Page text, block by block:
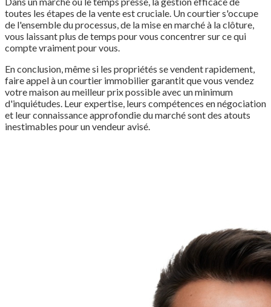
toutes les étapes de la vente est cruciale. Un courtier s'occupe
de l'ensemble du processus, de la mise en marché à la clôture,
vous laissant plus de temps pour vous concentrer sur ce qui
compte vraiment pour vous.
En conclusion, même si les propriétés se vendent rapidement,
faire appel à un courtier immobilier garantit que vous vendez
votre maison au meilleur prix possible avec un minimum
d'inquiétudes. Leur expertise, leurs compétences en négociation
et leur connaissance approfondie du marché sont des atouts
inestimables pour un vendeur avisé.